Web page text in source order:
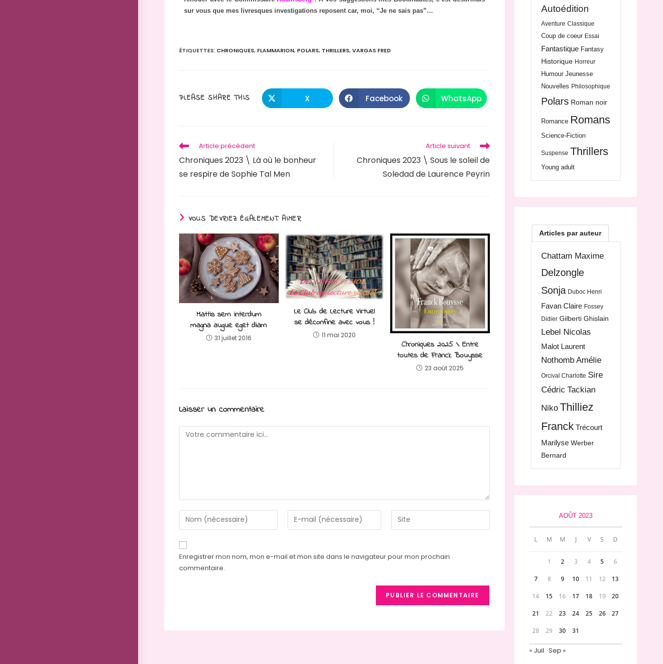
sur vous que mes livresques investigations reposent car, moi, “Je ne sais pas”…
ÉTIQUETTES: CHRONIQUES, FLAMMARION, POLARS, THRILLERS, VARGAS FRED
PLEASE SHARE THIS X Facebook WhatsApp
Article précédent
Chroniques 2023 \ Là où le bonheur
se respire de Sophie Tal Men
Article suivant
Chroniques 2023 \ Sous le soleil de
Soledad de Laurence Peyrin
VOUS DEVRIEZ ÉGALEMENT AIMER
Mattis sem interdum
magna augue eget diam
31 juillet 2016
Le Club de Lecture Virtuel
se déconfine avec vous !
11 mai 2020
Chroniques 2025 \ Entre
toutes de Franck Bouysse
23 août 2025
Laisser un commentaire
Enregistrer mon nom, mon e-mail et mon site dans le navigateur pour mon prochain
commentaire.
Autoédition
Aventure Classique
Coup de coeur Essai
Fantastique Fantasy
Historique Horreur
Humour Jeunesse
Nouvelles Philosophique
Polars Roman noir
Romance Romans
Science-Fiction
Suspense Thrillers
Young adult
Articles par auteur
Chattam Maxime
Delzongle
Sonja Duboc Henri
Favan Claire Fossey
Didier Gilberti Ghislain
Lebel Nicolas
Malot Laurent
Nothomb Amélie
Orcival Charlotte Sire
Cédric Tackian
Niko Thilliez
Franck Trécourt
Marilyse Werber
Bernard
AOÛT 2023
L M M J V S D
1 2 3 4 5 6
7 8 9 10 11 12 13
14 15 16 17 18 19 20
21 22 23 24 25 26 27
28 29 30 31
« Juil Sep »